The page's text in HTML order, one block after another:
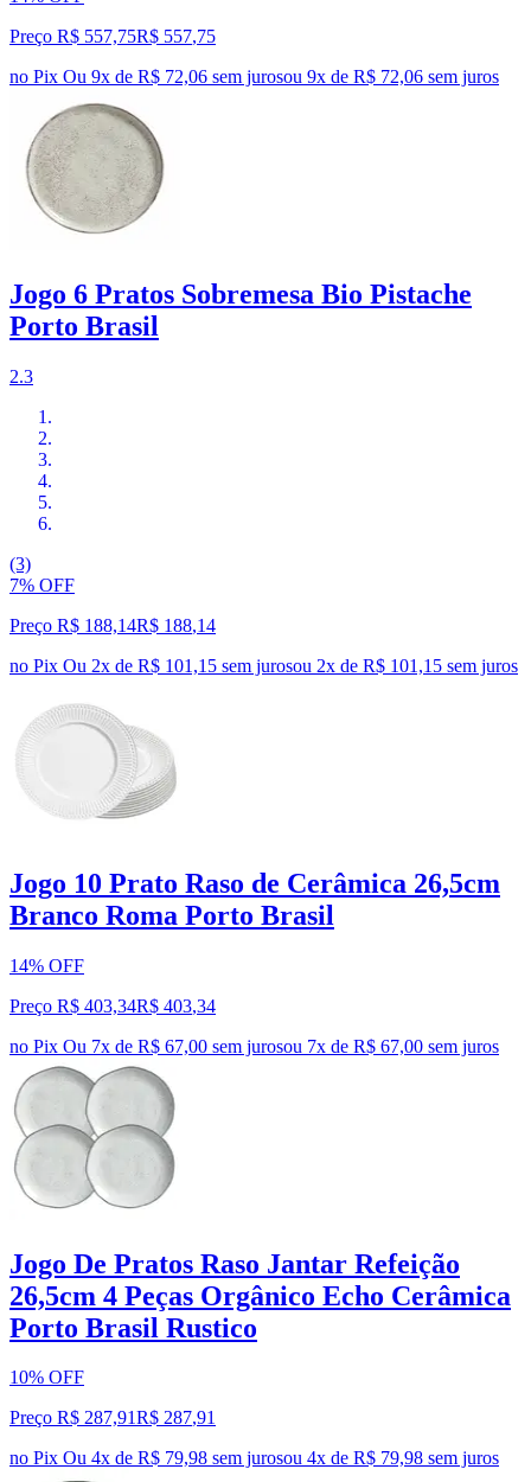
Preço R$ 557,75R$ 557,75
no Pix Ou 9x de R$ 72,06 sem jurosou 9x de R$ 72,06 sem juros
Jogo 6 Pratos Sobremesa Bio Pistache
Porto Brasil
2.3
(3)
7% OFF
Preço R$ 188,14R$ 188,14
no Pix Ou 2x de R$ 101,15 sem jurosou 2x de R$ 101,15 sem juros
Jogo 10 Prato Raso de Cerâmica 26,5cm
Branco Roma Porto Brasil
14% OFF
Preço R$ 403,34R$ 403,34
no Pix Ou 7x de R$ 67,00 sem jurosou 7x de R$ 67,00 sem juros
Jogo De Pratos Raso Jantar Refeição
26,5cm 4 Peças Orgânico Echo Cerâmica
Porto Brasil Rustico
10% OFF
Preço R$ 287,91R$ 287,91
no Pix Ou 4x de R$ 79,98 sem jurosou 4x de R$ 79,98 sem juros